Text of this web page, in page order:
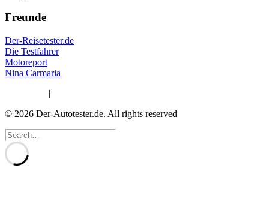
Freunde
Der-Reisetester.de
Die Testfahrer
Motoreport
Nina Carmaria
|
© 2026 Der-Autotester.de. All rights reserved